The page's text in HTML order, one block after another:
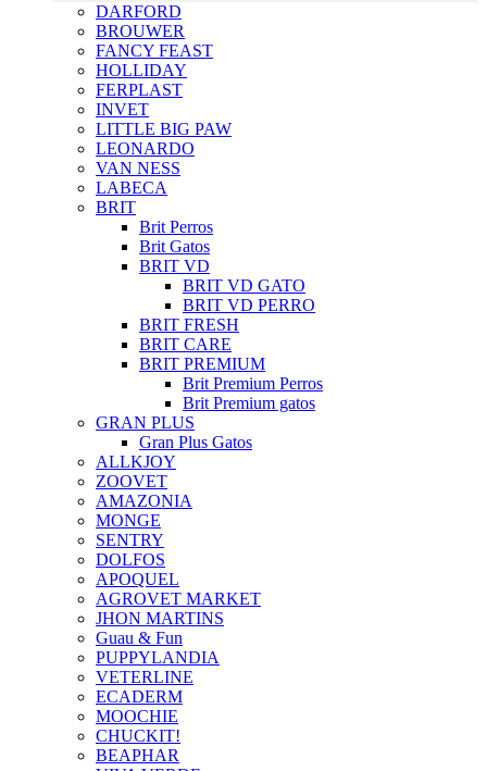
DARFORD
BROUWER
FANCY FEAST
HOLLIDAY
FERPLAST
INVET
LITTLE BIG PAW
LEONARDO
VAN NESS
LABECA
BRIT
Brit Perros
Brit Gatos
BRIT VD
BRIT VD GATO
BRIT VD PERRO
BRIT FRESH
BRIT CARE
BRIT PREMIUM
Brit Premium Perros
Brit Premium gatos
GRAN PLUS
Gran Plus Gatos
ALLKJOY
ZOOVET
AMAZONIA
MONGE
SENTRY
DOLFOS
APOQUEL
AGROVET MARKET
JHON MARTINS
Guau & Fun
PUPPYLANDIA
VETERLINE
ECADERM
MOOCHIE
CHUCKIT!
BEAPHAR